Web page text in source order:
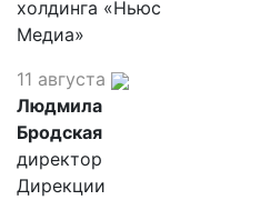
холдинга «Ньюс
Медиа»
11 августа
Людмила
Бродская
директор
Дирекции